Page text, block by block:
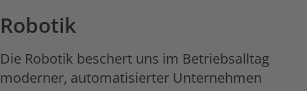
Robotik
Die Robotik beschert uns im Betriebsalltag
moderner, automatisierter Unternehmen